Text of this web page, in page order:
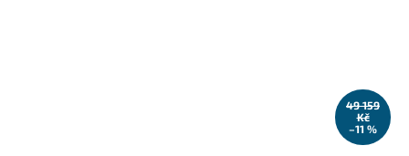
49 159
Kč
–11 %